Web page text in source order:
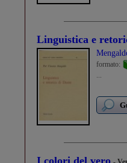
Linguistica e
formato:
...
I colori del vero